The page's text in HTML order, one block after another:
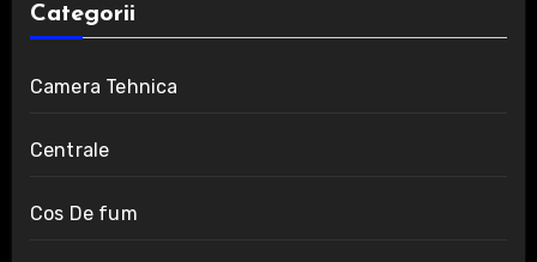
Categorii
Camera Tehnica
Centrale
Cos De fum